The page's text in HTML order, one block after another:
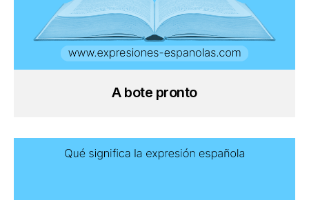
A bote pronto